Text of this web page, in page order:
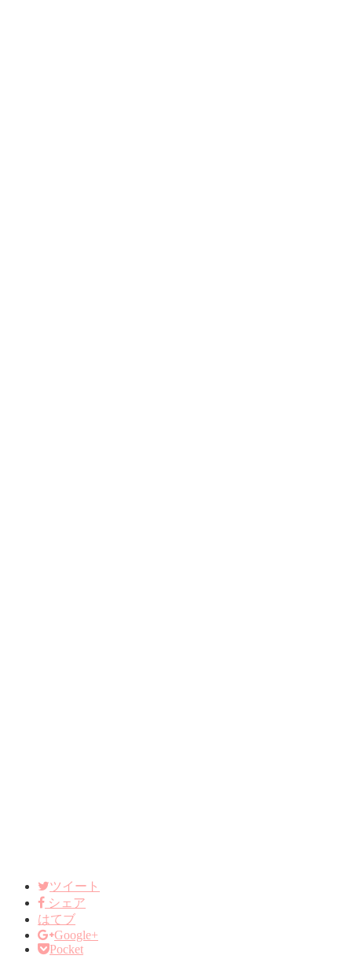
ツイート
シェア
はてブ
Google+
Pocket